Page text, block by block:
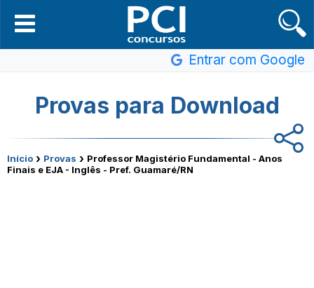
Entrar com Google
Provas para Download
Início › Provas › Professor Magistério Fundamental - Anos
Finais e EJA - Inglês - Pref. Guamaré/RN